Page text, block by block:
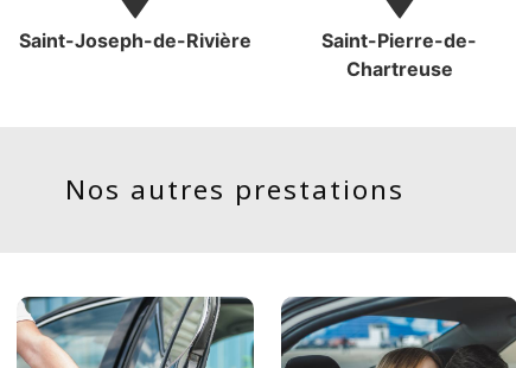
Saint-Joseph-de-Rivière
Saint-Pierre-de-
Chartreuse
Nos autres prestations